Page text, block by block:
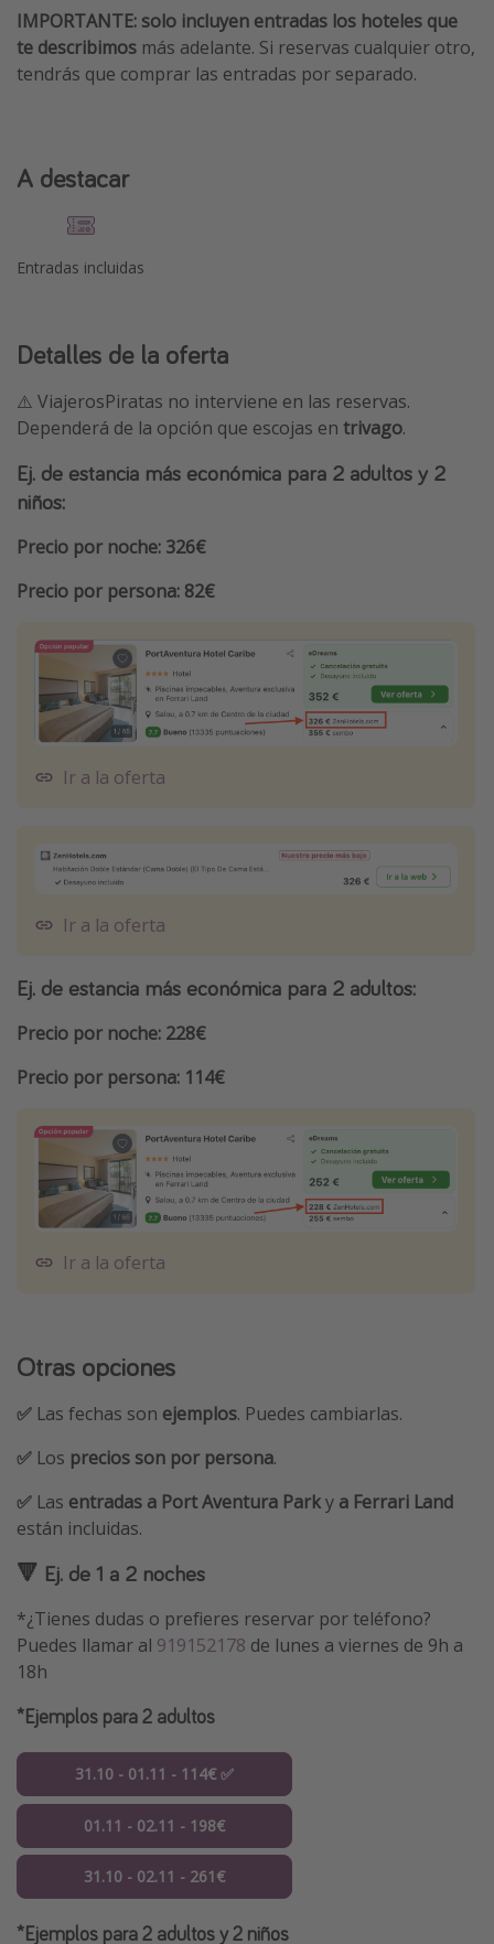
IMPORTANTE: solo incluyen entradas los hoteles que
te describimos más adelante. Si reservas cualquier otro,
tendrás que comprar las entradas por separado.
A destacar
Entradas incluidas
Detalles de la oferta
⚠️ ViajerosPiratas no interviene en las reservas.
Dependerá de la opción que escojas en trivago.
Ej. de estancia más económica para 2 adultos y 2
niños:
Precio por noche: 326€
Precio por persona: 82€
Ir a la oferta
Ir a la oferta
Ej. de estancia más económica para 2 adultos:
Precio por noche: 228€
Precio por persona: 114€
Ir a la oferta
Otras opciones
✅ Las fechas son ejemplos. Puedes cambiarlas.
✅ Los precios son por persona.
✅ Las entradas a Port Aventura Parky a Ferrari Land
están incluidas.
🔻 Ej. de 1 a 2 noches
*¿Tienes dudas o prefieres reservar por teléfono?
Puedes llamar al 919152178 de lunes a viernes de 9h a
18h
*Ejemplos para 2 adultos
31.10 - 01.11 - 114€ ✅
01.11 - 02.11 - 198€
31.10 - 02.11 - 261€
*Ejemplos para 2 adultos y 2 niños